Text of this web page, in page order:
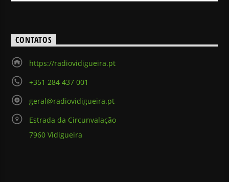
CONTATOS
https://radiovidigueira.pt
+351 284 437 001
geral@radiovidigueira.pt
Estrada da Circunvalação
7960 Vidigueira